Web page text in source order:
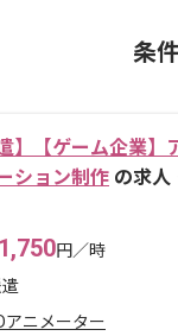
条
遣】【ゲーム企業】
ション制作 の求人
1,750円／時
アニメーター